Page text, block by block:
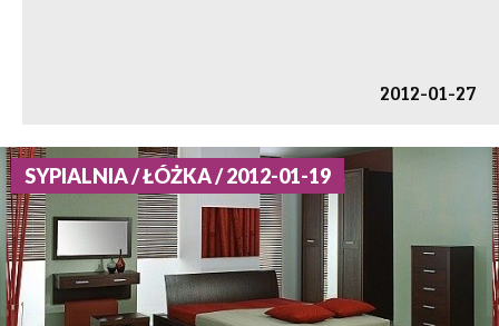
2012-01-27
SYPIALNIA / ŁÓŻKA / 2012-01-19